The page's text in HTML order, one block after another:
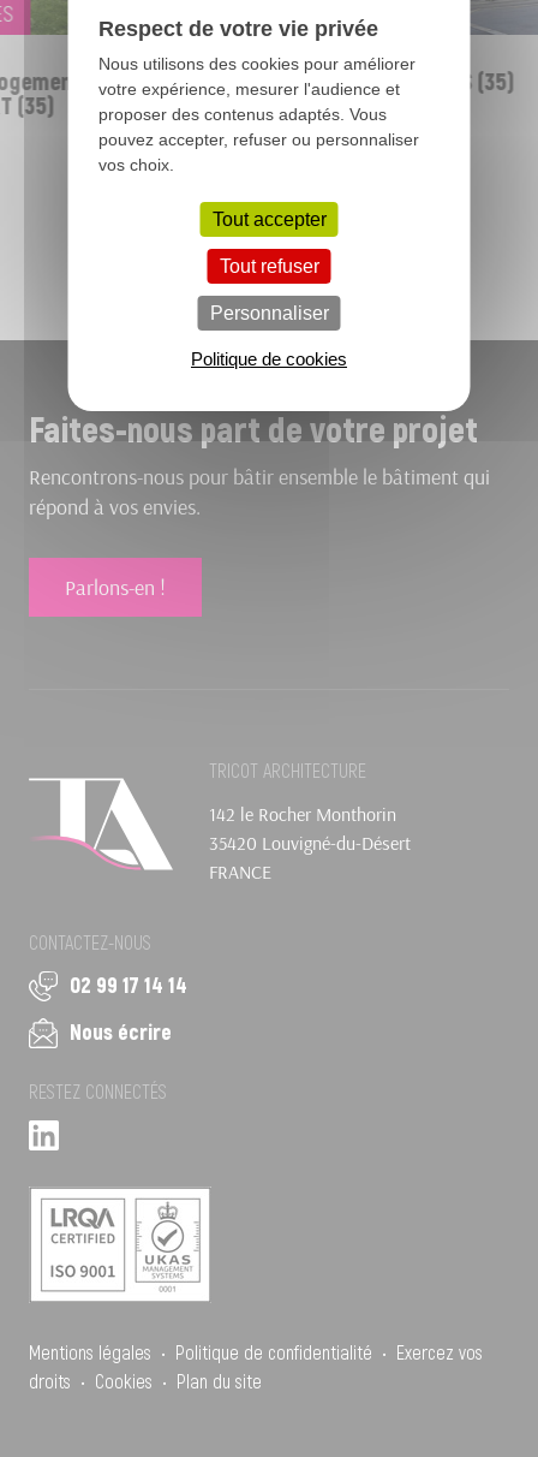
locatifs -
(35)
LOGEMENTS COLLECTIFS
33 logements - FOUGERES (35)
Toutes nos réalisations
Faites-nous part de votre projet
Rencontrons-nous pour bâtir ensemble le bâtiment qui
répond à vos envies.
Parlons-en !
TRICOT ARCHITECTURE
142 le Rocher Monthorin
35420 Louvigné-du-Désert
FRANCE
CONTACTEZ-NOUS
02 99 17 14 14
Nous écrire
RESTEZ CONNECTÉS
Mentions légales • Politique de confidentialité • Exercez vos
droits • Cookies • Plan du site
Respect de votre vie privée
Nous utilisons des cookies pour améliorer
votre expérience, mesurer l'audience et
proposer des contenus adaptés. Vous
pouvez accepter, refuser ou personnaliser
vos choix.
Tout accepter
Tout refuser
Personnaliser
Politique de cookies